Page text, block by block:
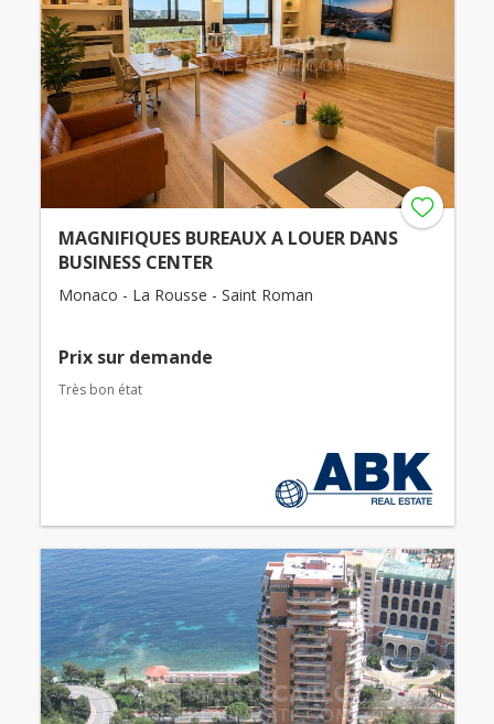
MAGNIFIQUES BUREAUX A LOUER DANS
BUSINESS CENTER
Monaco - La Rousse - Saint Roman
Prix ​​sur demande
Très bon état